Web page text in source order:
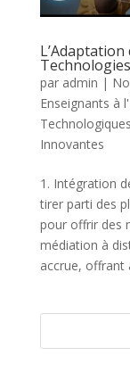
Technologies
par admin |
Enseignants à
Technologiques
Innovantes
1. Intégration
tirer parti des
pour offrir des
médiation à
accrue, offrant